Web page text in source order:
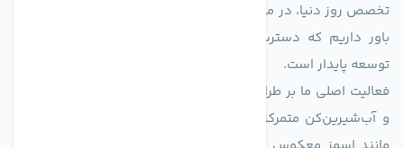
تخصص روز دنیا، در مسیر تأمین آب سالم و پایدار گام برمی‌دارد. ما
باور داریم که دسترسی به آب پاک، یک حق اساسی و زیربنای
توسعه پایدار است.
فعالیت اصلی ما بر طراحی و تولید سیستم‌های پیشرفته تصفیه آب
و آب‌شیرین‌کن متمرکز است. ما با بهره‌گیری از فناوری‌های نوین